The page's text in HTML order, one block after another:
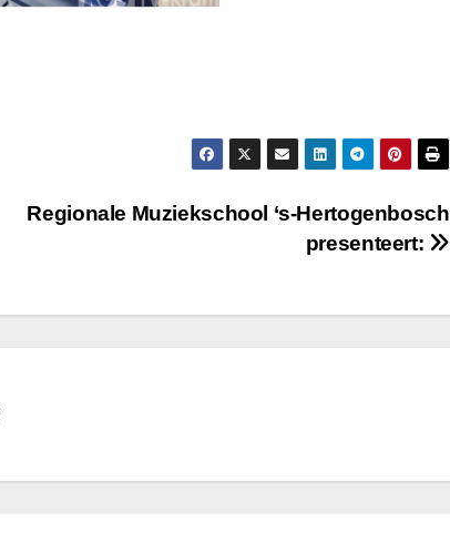
Regionale Muziekschool ‘s-Hertogenbosch
presenteert: